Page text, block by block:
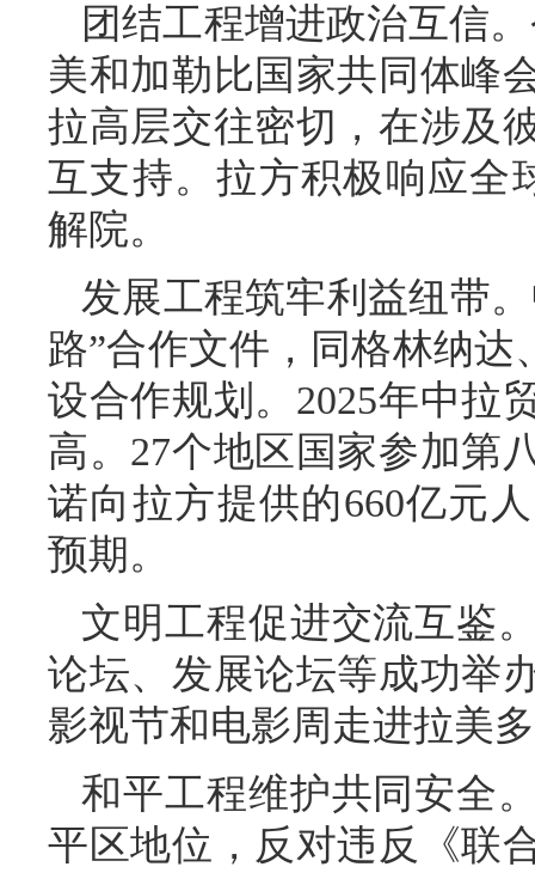
团结工程增进政治互信
美和加勒比国家共同体峰
拉高层交往密切，在涉及
互支持。拉方积极响应全
解院。
发展工程筑牢利益纽带
路”合作文件，同格林纳达
设合作规划。2025年中拉
高。27个地区国家参加第
诺向拉方提供的660亿元
预期。
文明工程促进交流互鉴
论坛、发展论坛等成功举
影视节和电影周走进拉美
和平工程维护共同安全
平区地位，反对违反《联